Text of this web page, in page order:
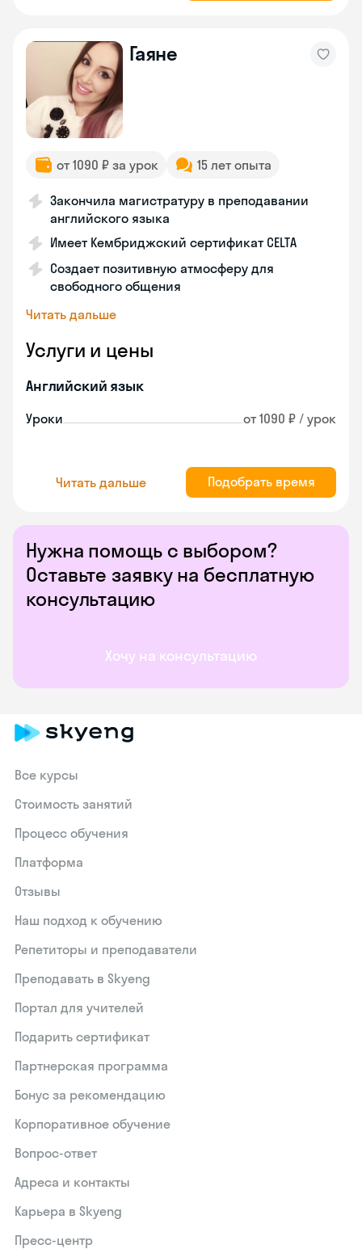
Нужна помощь с выбором?
Оставьте заявку на бесплатную
консультацию
Хочу на консультацию
Гаяне
от 1090 ₽ за урок 15 лет опыта
Закончила магистратуру в преподавании
английского языка
Имеет Кембриджский сертификат CELTA
Создает позитивную атмосферу для
свободного общения
Читать дальше
Услуги и цены
Английский язык
Уроки от 1090 ₽ / урок
Читать дальше Подобрать время
Все курсы
Стоимость занятий
Процесс обучения
Платформа
Отзывы
Наш подход к обучению
Репетиторы и преподаватели
Преподавать в Skyeng
Портал для учителей
Подарить сертификат
Партнерская программа
Бонус за рекомендацию
Корпоративное обучение
Вопрос-ответ
Адреса и контакты
Карьера в Skyeng
Пресс-центр